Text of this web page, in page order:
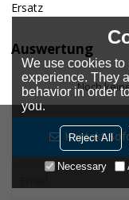
Kontakt
Ersatz
Auswertung
Noch
Bitte schicken
We use cookies
experience. They
behavior in order
you.
Reject All
Necessary